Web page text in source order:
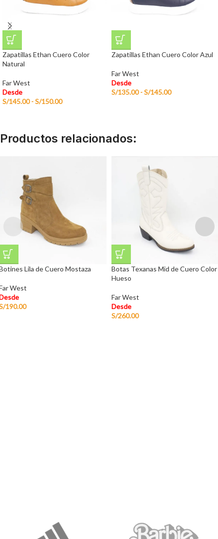
Zapatillas Ethan Cuero Color
Natural
Far West
Desde
S/145.00 -S/150.00
Zapatillas Ethan Cuero Color Azul
Far West
Desde
S/135.00 -S/145.00
Productos relacionados:
Lila de Cuero Mostaza
West
190.00
Botas Texanas Mid de Cuero Color
Hueso
Far West
Desde
S/260.00